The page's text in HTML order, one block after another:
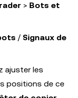
> Bots et
/ Signaux de
ajuster les
positions de ce